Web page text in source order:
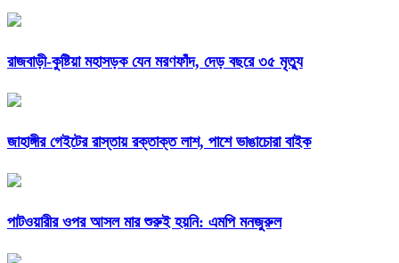
রাজবাড়ী-কুষ্টিয়া মহাসড়ক যেন মরণফাঁদ, দেড় বছরে ৩৫ মৃত্যু
জাহাঙ্গীর গেইটের রাস্তায় রক্তাক্ত লাশ, পাশে ভাঙাচোরা বাইক
পাটওয়ারীর ওপর আসল মার শুরুই হয়নি: এমপি মনজুরুল